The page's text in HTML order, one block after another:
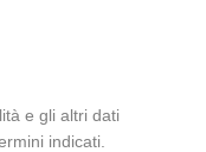
e gli altri dati
indicati.